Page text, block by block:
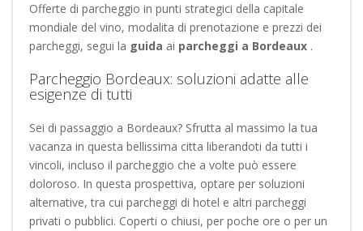
Offerte di parcheggio in punti strategici della capitale
mondiale del vino, modalita di prenotazione e prezzi dei
parcheggi, segui la guida ai parcheggi a Bordeaux .
Parcheggio Bordeaux: soluzioni adatte alle
esigenze di tutti
Sei di passaggio a Bordeaux? Sfrutta al massimo la tua
vacanza in questa bellissima citta liberandoti da tutti i
vincoli, incluso il parcheggio che a volte può essere
doloroso. In questa prospettiva, optare per soluzioni
alternative, tra cui parcheggi di hotel e altri parcheggi
privati o pubblici. Coperti o chiusi, per poche ore o per un